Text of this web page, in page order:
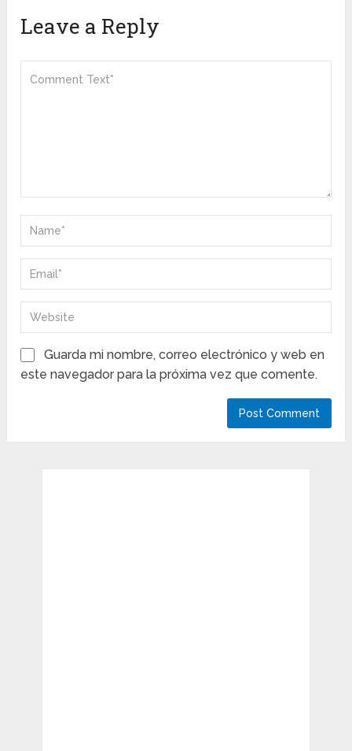
Leave a Reply
Guarda mi nombre, correo electrónico y web en
este navegador para la próxima vez que comente.